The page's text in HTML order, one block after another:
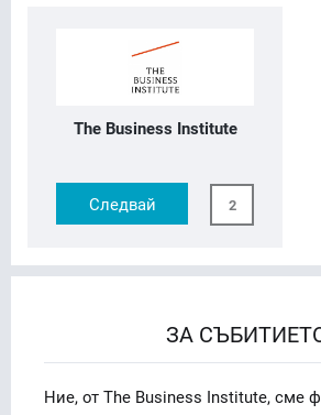
The Business Institute
Следвай 2
ЗА
Ние, от The Business Institute, сме